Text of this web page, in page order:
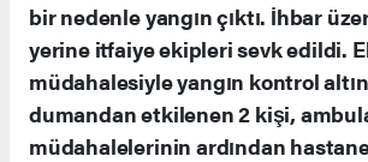
bir nedenle yangın çıktı. İhbar
yerine itfaiye ekipleri sevk edildi.
müdahalesiyle yangın kontrol
dumandan etkilenen 2 kişi,
müdahalelerinin ardından hastane